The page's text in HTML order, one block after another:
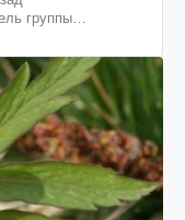
группы